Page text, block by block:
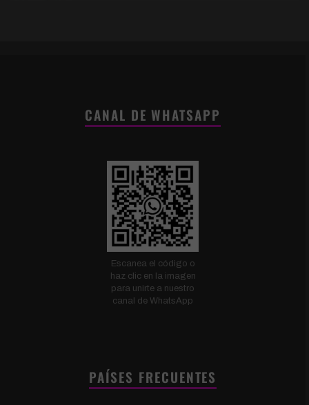
CANAL DE WHATSAPP
Escanea el código o
haz clic en la imagen
para unirte a nuestro
canal de WhatsApp
PAÍSES FRECUENTES